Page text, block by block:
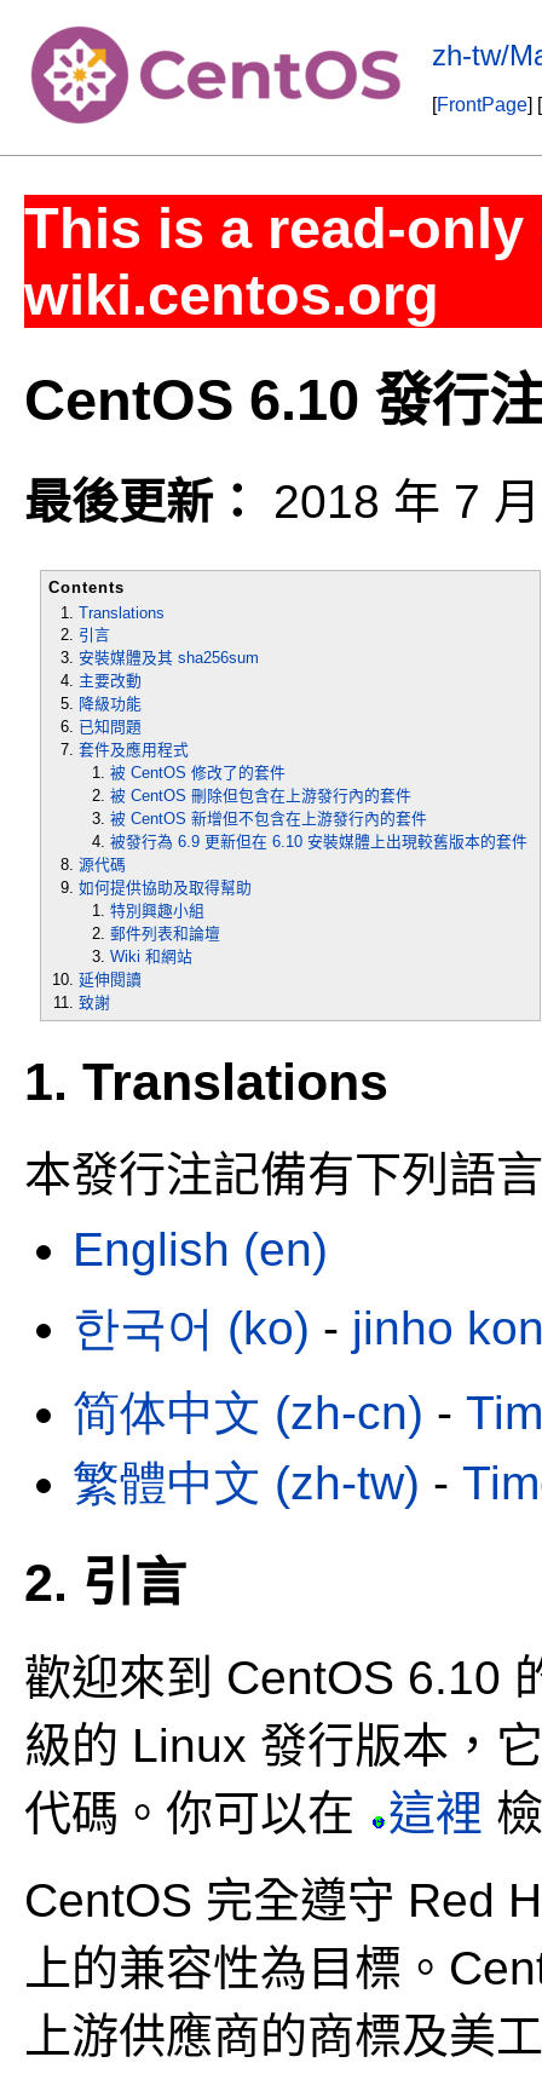
zh-tw/
[FrontPage] [
This is a read-only
wiki.centos.org
CentOS 6.10 發行
最後更新： 2018 年 7
Contents
Translations
引言
安裝媒體及其 sha256sum
主要改動
降級功能
已知問題
套件及應用程式
被 CentOS 修改了的套件
被 CentOS 刪除但包含在上游發行內的套件
被 CentOS 新增但不包含在上游發行內的套件
被發行為 6.9 更新但在 6.10 安裝媒體上出現較舊版本的套件
源代碼
如何提供協助及取得幫助
特別興趣小組
郵件列表和論壇
Wiki 和網站
延伸閱讀
致謝
1. Translations
本發行注記備有下列語
English (en)
한국어 (ko) - jinho
简体中文 (zh-cn) -
繁體中文 (zh-tw) -
2. 引言
歡迎來到 CentOS 6.10
級的 Linux 發行版本，
代碼。你可以在
這裡
CentOS 完全遵守 Red
上的兼容性為目標。
上游供應商的商標及美